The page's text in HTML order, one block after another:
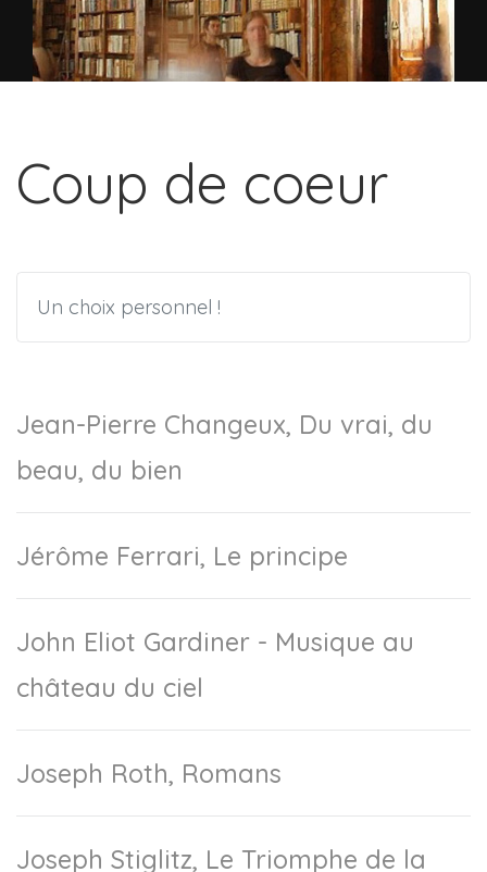
Coup de coeur
Un choix personnel !
Jean-Pierre Changeux, Du vrai, du
beau, du bien
Jérôme Ferrari, Le principe
John Eliot Gardiner - Musique au
château du ciel
Joseph Roth, Romans
Joseph Stiglitz, Le Triomphe de la